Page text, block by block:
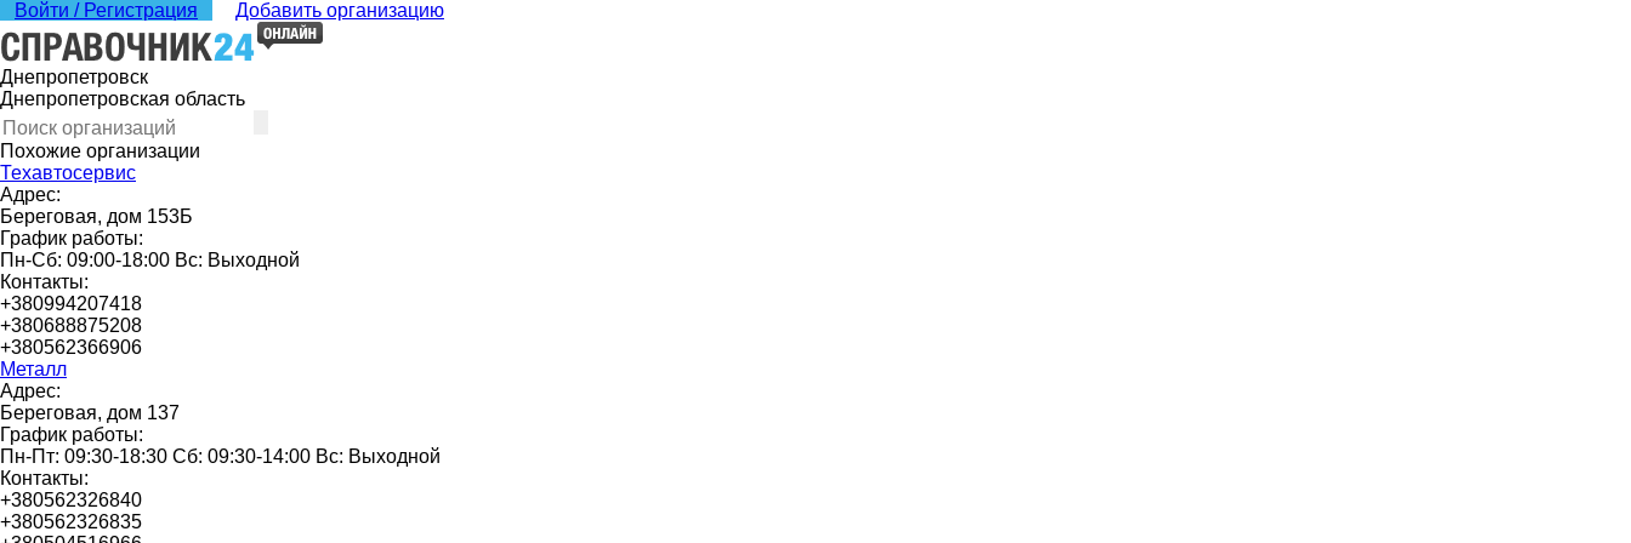
Войти / Регистрация Добавить организацию
Днепропетровск
Днепропетровская область
Похожие организации
Техавтосервис
Адрес:
Береговая, дом 153Б
График работы:
Пн-Сб: 09:00-18:00 Вс: Выходной
Контакты:
+380994207418
+380688875208
+380562366906
Металл
Адрес:
Береговая, дом 137
График работы:
Пн-Пт: 09:30-18:30 Сб: 09:30-14:00 Вс: Выходной
Контакты:
+380562326840
+380562326835